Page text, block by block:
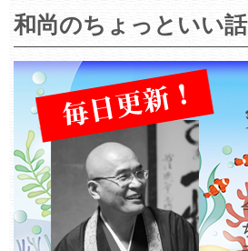
和尚のちょっといい話